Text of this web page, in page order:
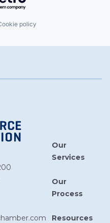
policy
Our
Services
Our
Process
Resources